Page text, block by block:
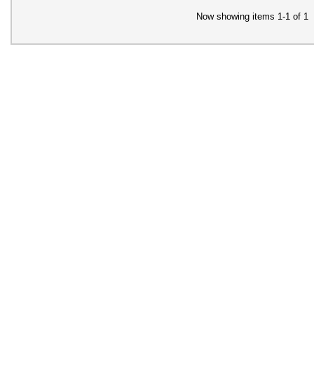
Now showing items 1-1 of 1